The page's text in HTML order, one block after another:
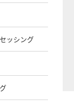
ッシング